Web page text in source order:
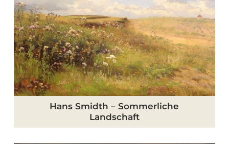
Sommerliche
Landschaft
Hans Smidth – Sommerliche
Landschaft